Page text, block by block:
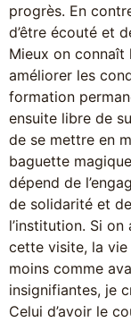
progrès. En
d’être écouté et
Mieux on connaît
améliorer les
formation
ensuite libre de
de se mettre en
baguette
dépend de
de solidarité et
l’institution. Si
cette visite, la vie
moins comme
insignifiantes, je
Celui d’avoir le